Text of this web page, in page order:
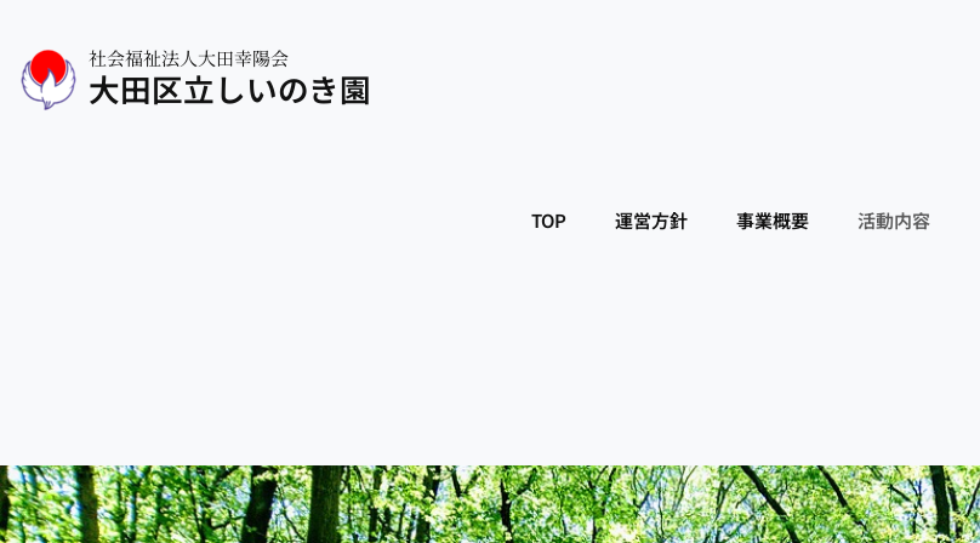
社会福祉法人大田幸陽会
大田区立しいのき園
TOP 運営方針 事業概要 活動内容